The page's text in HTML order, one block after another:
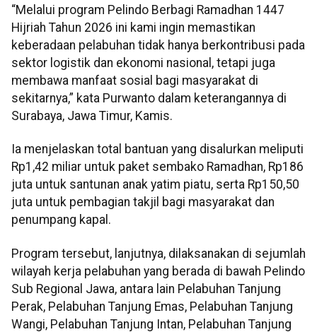
“Melalui program Pelindo Berbagi Ramadhan 1447
Hijriah Tahun 2026 ini kami ingin memastikan
keberadaan pelabuhan tidak hanya berkontribusi pada
sektor logistik dan ekonomi nasional, tetapi juga
membawa manfaat sosial bagi masyarakat di
sekitarnya,” kata Purwanto dalam keterangannya di
Surabaya, Jawa Timur, Kamis.
Ia menjelaskan total bantuan yang disalurkan meliputi
Rp1,42 miliar untuk paket sembako Ramadhan, Rp186
juta untuk santunan anak yatim piatu, serta Rp150,50
juta untuk pembagian takjil bagi masyarakat dan
penumpang kapal.
Program tersebut, lanjutnya, dilaksanakan di sejumlah
wilayah kerja pelabuhan yang berada di bawah Pelindo
Sub Regional Jawa, antara lain Pelabuhan Tanjung
Perak, Pelabuhan Tanjung Emas, Pelabuhan Tanjung
Wangi, Pelabuhan Tanjung Intan, Pelabuhan Tanjung